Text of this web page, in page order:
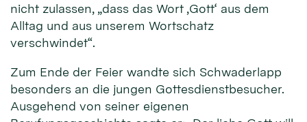
nicht zulassen, „dass das Wort ‚Gott‘ aus dem
Alltag und aus unserem Wortschatz
verschwindet“.
Zum Ende der Feier wandte sich Schwaderlapp
besonders an die jungen Gottesdienstbesucher.
Ausgehend von seiner eigenen